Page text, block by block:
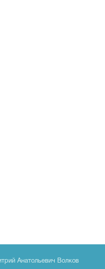
Анатольевич Волков